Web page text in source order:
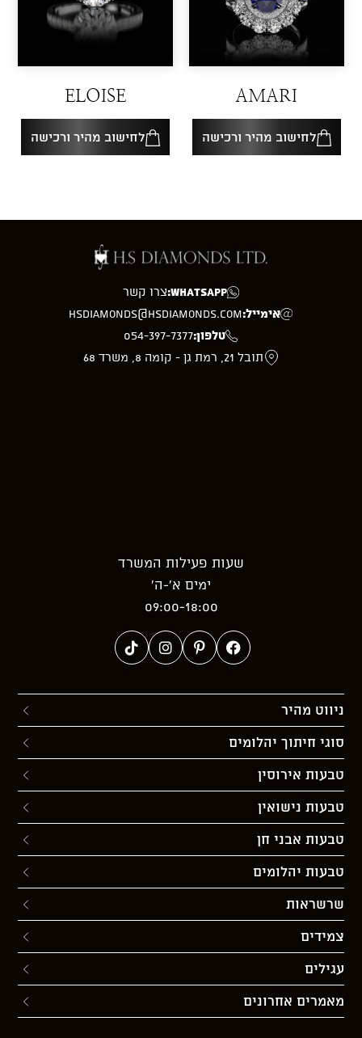
AMARI
לחישוב מהיר ורכישה
ELOISE
לחישוב מהיר ורכישה
WhatsApp: צרו קשר
אימייל:hsdiamonds@hsdiamonds.com
טלפון:054-397-7377
תובל 21, רמת גן - קומה 8, משרד 68
שעות פעילות המשרד
ימים א’-ה’
09:00-18:00
ניווט מהיר
סוגי חיתוך יהלומים
טבעות אירוסין
טבעות נישואין
טבעות אבני חן
טבעות יהלומים
שרשראות
צמידים
עגילים
מאמרים אחרונים